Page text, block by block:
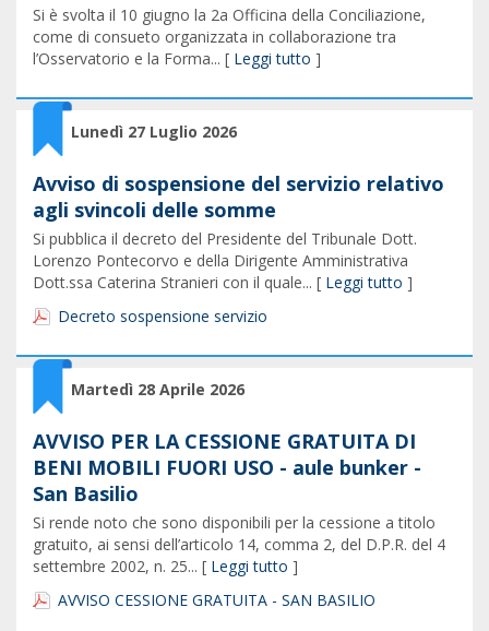
Si è svolta il 10 giugno la 2a Officina della Conciliazione,
come di consueto organizzata in collaborazione tra
l’Osservatorio e la Forma... [ Leggi tutto ]
Lunedì 27 Luglio 2026
Avviso di sospensione del servizio relativo
agli svincoli delle somme
Si pubblica il decreto del Presidente del Tribunale Dott.
Lorenzo Pontecorvo e della Dirigente Amministrativa
Dott.ssa Caterina Stranieri con il quale... [ Leggi tutto ]
Decreto sospensione servizio
Martedì 28 Aprile 2026
AVVISO PER LA CESSIONE GRATUITA DI
BENI MOBILI FUORI USO - aule bunker -
San Basilio
Si rende noto che sono disponibili per la cessione a titolo
gratuito, ai sensi dell’articolo 14, comma 2, del D.P.R. del 4
settembre 2002, n. 25... [ Leggi tutto ]
AVVISO CESSIONE GRATUITA - SAN BASILIO